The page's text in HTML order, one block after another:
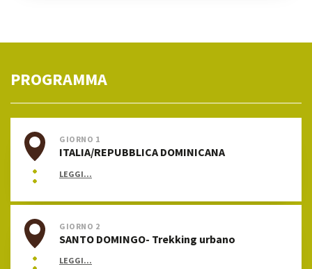
PROGRAMMA
GIORNO 1
ITALIA/REPUBBLICA DOMINICANA
LEGGI...
GIORNO 2
SANTO DOMINGO- Trekking urbano
LEGGI...